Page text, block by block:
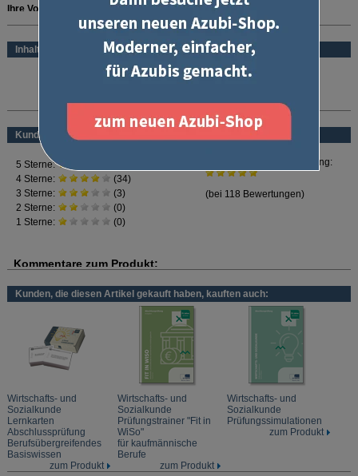
Ihre Vorteile:
Auf einen Blick -alle wichtigen Themen der Wirtschafts- und
Sozialkunde in einem Buch
Alles verstehen -übersichtliche Darstellung und gute Erklärung auch
der schwierigen Themengebiete
Lehrbuch. Alle wichtigen Themen der Wirtschafts- und Sozialkunde werden in
übersichtlichen Schaubildern oder einfach zu lernenden Stichwörtern
dargestellt. So haben Sie alles auf einen Blick, was Sie an Wissen für die
Prüfung brauchen.
Grundlagen des Wirtschaftens
Rechtliche Rahmenbedingungen des Wirtschaftens
Menschliche Arbeit im Betrieb
Finanzwirtschaftliche Rahmenbedingungen der Betriebe
Markt und Preis
mehr lesen
Inhalt
9783882340723
Kundenbewertung
Kunden, die diesen Artikel gekauft haben, kauften auch:
Wirtschafts- und
Sozialkunde
Lernkarten
Abschlussprüfung
Berufsübergreifendes
Basiswissen
zum Produkt
Wirtschafts- und
Sozialkunde
Prüfungstrainer "Fit in
WiSo"
für kaufmännische
Berufe
zum Produkt
Wirtschafts- und
Sozialkunde
Prüfungssimulationen
zum Produkt